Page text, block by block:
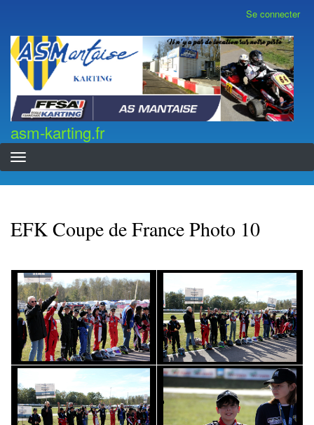
contenu
principal
compte
de
l'utilisateur
Se connecter
asm-karting.fr
asm-karting.fr
EFK Coupe de France Photo 10